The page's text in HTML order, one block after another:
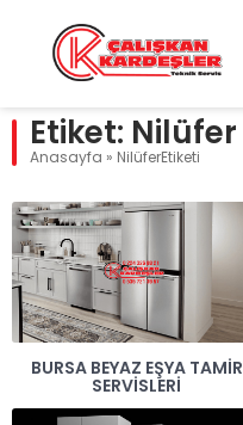
Etiket: Nilüfer
Anasayfa » NilüferEtiketi
BURSA BEYAZ EŞYA TAMIR
SERVISLERI